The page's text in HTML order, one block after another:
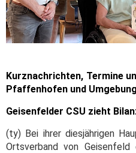
Kurznachrichten, Termine
Pfaffenhofen und Umgebung
Geisenfelder CSU zieht
(ty) Bei ihrer diesjährigen
Ortsverband von